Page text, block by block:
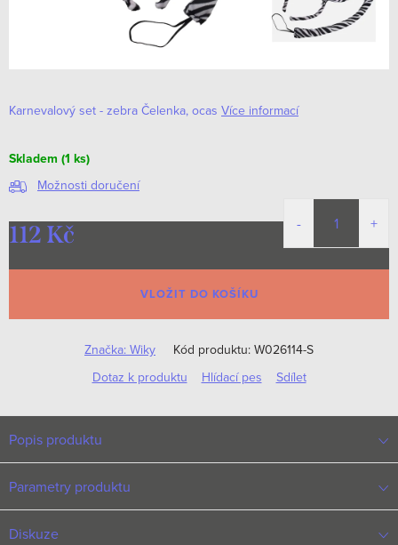
Karnevalový set - zebra Čelenka, ocas Více informací
Skladem (1 ks)
Možnosti doručení
112 Kč
cena:
VLOŽIT DO KOŠÍKU
Značka: Wiky Kód produktu: W026114-S
Dotaz k produktu
Hlídací pes Sdílet
Popis produktu
Parametry produktu
Diskuze